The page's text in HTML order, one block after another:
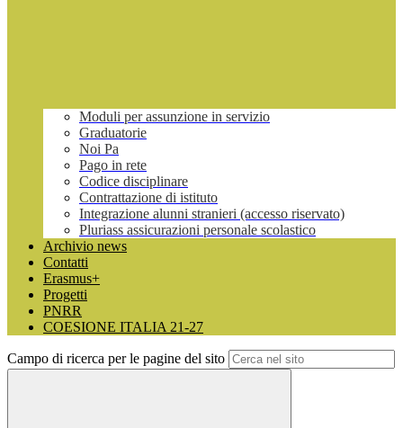
Moduli per assunzione in servizio
Graduatorie
Noi Pa
Pago in rete
Codice disciplinare
Contrattazione di istituto
Integrazione alunni stranieri (accesso riservato)
Pluriass assicurazioni personale scolastico
Archivio news
Contatti
Erasmus+
Progetti
PNRR
COESIONE ITALIA 21-27
Campo di ricerca per le pagine del sito